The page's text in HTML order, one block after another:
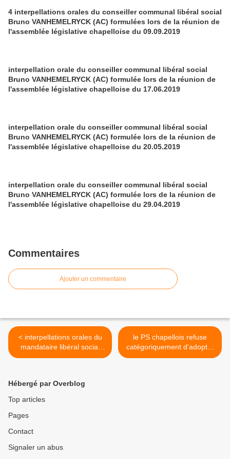
4 interpellations orales du conseiller communal libéral social
Bruno VANHEMELRYCK (AC) formulées lors de la réunion de
l'assemblée législative chapelloise du 09.09.2019
interpellation orale du conseiller communal libéral social
Bruno VANHEMELRYCK (AC) formulée lors de la réunion de
l'assemblée législative chapelloise du 17.06.2019
interpellation orale du conseiller communal libéral social
Bruno VANHEMELRYCK (AC) formulée lors de la réunion de
l'assemblée législative chapelloise du 20.05.2019
interpellation orale du conseiller communal libéral social
Bruno VANHEMELRYCK (AC) formulée lors de la réunion de
l'assemblée législative chapelloise du 29.04.2019
Commentaires
Ajouter un commentaire
< interpellations orales du
mandataire libéral social
Bruno VANHEMELRYCK
Conseil communal
chapellois programmée le
le PS chapellois refuse
catégoriquement d'adopter
une charte visant à lutter
Hébergé par Overblog
Top articles
Pages
Contact
Signaler un abus